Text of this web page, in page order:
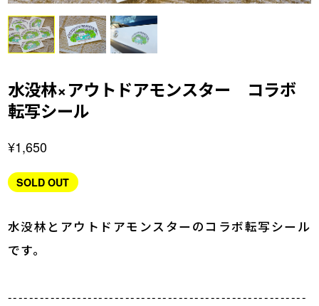
水没林×アウトドアモンスター コラボ
転写シール
¥1,650
SOLD OUT
水没林とアウトドアモンスターのコラボ転写シール
です。
--------------------------------------------------------